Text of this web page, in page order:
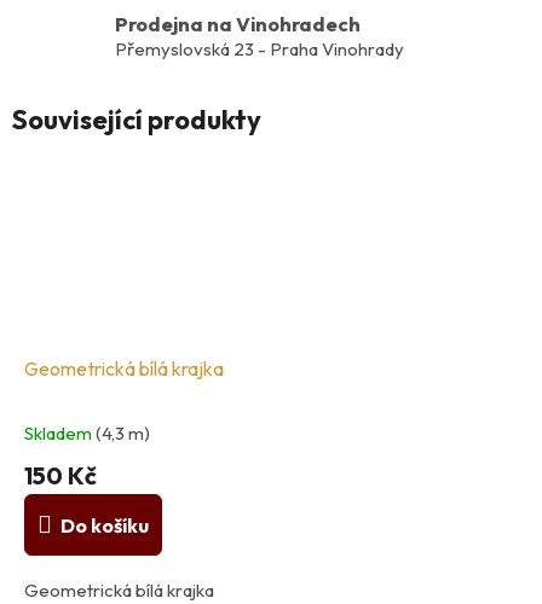
Prodejna na Vinohradech
Přemyslovská 23 - Praha Vinohrady
Související produkty
Geometrická bílá krajka
Skladem(4,3 m)
150 Kč
Do košíku
Geometrická bílá krajka